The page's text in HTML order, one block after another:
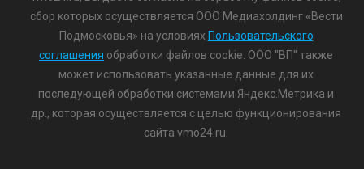
сбор которых осуществляется ООО Медиахолдинг «Вести
Подмосковья» на условиях Пользовательского
соглашения обработки файлов cookie. ООО "ВП" также
может использовать указанные данные для их
последующей обработки системами Яндекс.Метрика и
др., которая осуществляется с целью функционирования
сайта vmo24.ru.